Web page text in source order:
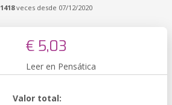
1418veces desde 07/12/2020
€ 5,03
Leer en Pensática
Valor total: